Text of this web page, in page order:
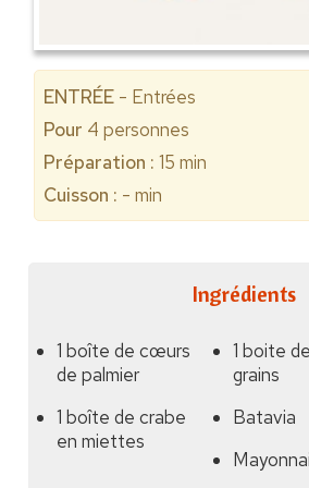
ENTRÉE - Entrées
Pour 4 personnes
Préparation : 15 min
Cuisson : - min
Ingrédients
1 boîte de cœurs
de palmier
1 boite
grains
1 boîte de crabe
en miettes
Batavia